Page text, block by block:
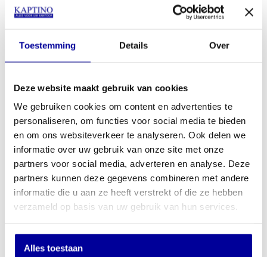
Toestemming Details Over
Deze website maakt gebruik van cookies
We gebruiken cookies om content en advertenties te
personaliseren, om functies voor social media te bieden
en om ons websiteverkeer te analyseren. Ook delen we
informatie over uw gebruik van onze site met onze
partners voor social media, adverteren en analyse. Deze
partners kunnen deze gegevens combineren met andere
informatie die u aan ze heeft verstrekt of die ze hebben
verzameld op basis van uw gebruik van hun services.
Alles toestaan
Armleggers voorzien van in diepte instelbare smalle PU opdek
(1815)
Schuifzitting 6 cm verstelbaar
5 jaar garantie
Download gebruiksaanwijzing
Download afmetingen
INCL BTW: €289,00
EX BTW: €238,84
In mijn winkelwagen
Offerte aanvragen